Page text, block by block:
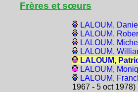
Frères et sœurs
LALOUM,
LALOUM,
LALOUM,
LALOUM,
LALOUM,
LALOUM,
LALOUM,
1967 - 5 oct 1978)